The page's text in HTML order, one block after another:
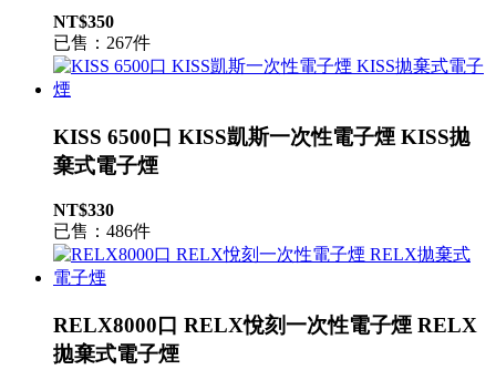
NT$350
已售：267件
KISS 6500口 KISS凱斯一次性電子煙 KISS拋
棄式電子煙
NT$330
已售：486件
RELX8000口 RELX悅刻一次性電子煙 RELX
拋棄式電子煙